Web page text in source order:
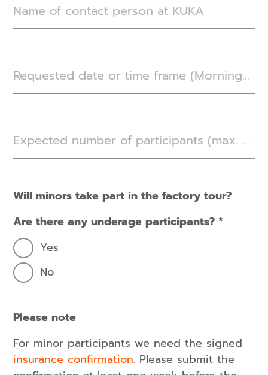
Name of contact person at KUKA
Requested date or time frame (Morning/ Afternoon)
Expected number of participants (max. 6 people)
Will minors take part in the factory tour?
Are there any underage participants?
Yes
No
Please note
For minor participants we need the signed
insurance confirmation. Please submit the